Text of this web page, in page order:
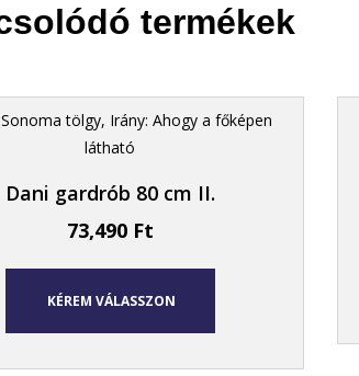
termékek
Dani gardrób 80 cm II.
73,490 Ft
KÉREM VÁLASSZON